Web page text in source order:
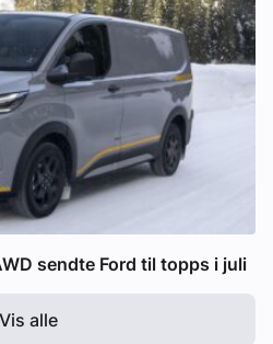
sendte Ford til topps i juli
Vis alle